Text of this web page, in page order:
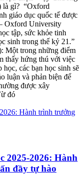
là gì? “Oxford
giáo dục quốc tế được
Oxford University
tập, sức khỏe tinh
sinh trong thế kỷ 21.”
Một trong những điểm
thấy hứng thú với việc
các bạn học sinh sẽ
luận và phản biện để
được xây
đó
2025-2026: Hành
đầy tự hào